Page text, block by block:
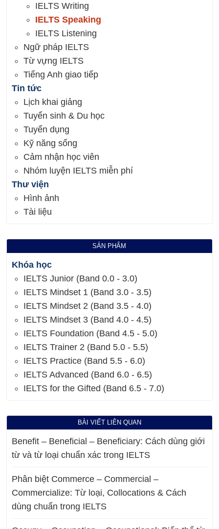
IELTS Writing
IELTS Speaking
IELTS Listening
Ngữ pháp IELTS
Từ vựng IELTS
Tiếng Anh giao tiếp
Tin tức
Lịch khai giảng
Tuyển sinh & Du học
Tuyển dụng
Kỹ năng sống
Cảm nhận học viên
Nhóm luyện IELTS miễn phí
Thư viện
Hình ảnh
Tài liệu
SẢN PHẨM
Khóa học
IELTS Junior (Band 0.0 - 3.0)
IELTS Mindset 1 (Band 3.0 - 3.5)
IELTS Mindset 2 (Band 3.5 - 4.0)
IELTS Mindset 3 (Band 4.0 - 4.5)
IELTS Foundation (Band 4.5 - 5.0)
IELTS Trainer 2 (Band 5.0 - 5.5)
IELTS Practice (Band 5.5 - 6.0)
IELTS Advanced (Band 6.0 - 6.5)
IELTS for the Gifted (Band 6.5 - 7.0)
BÀI VIẾT LIÊN QUAN
Benefit – Beneficial – Beneficiary: Cách dùng giới
từ và từ loại chuẩn xác trong IELTS
Phân biệt Commerce – Commercial –
Commercialize: Từ loại, Collocations & Cách
dùng chuẩn trong IELTS